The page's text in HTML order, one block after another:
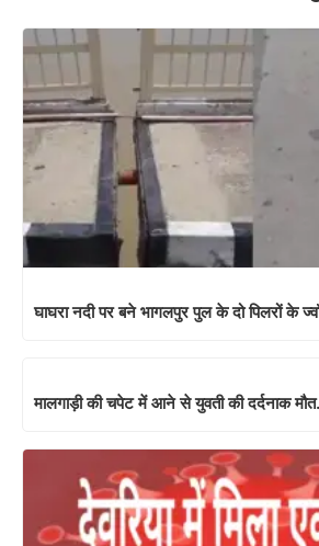
घाघरा नदी पर बने भागलपुर पुल के दो पिलरों के
मालगाड़ी की चपेट में आने से युवती की दर्दनाक